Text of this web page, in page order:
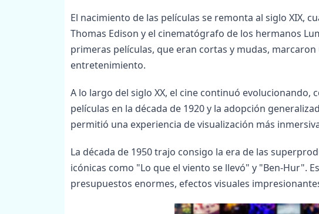
El nacimiento de las películas se remonta al siglo XIX,
Thomas Edison y el cinematógrafo de los hermanos
primeras películas, que eran cortas y mudas,
entretenimiento.
A lo largo del siglo XX, el cine continuó evolucionando,
películas en la década de 1920 y la adopción
permitió una experiencia de visualización más
La década de 1950 trajo consigo la era de las
icónicas como "Lo que el viento se llevó" y "Ben-Hur".
presupuestos enormes, efectos visuales